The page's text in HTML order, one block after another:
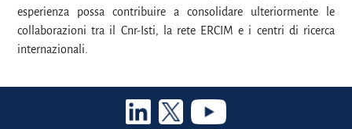
esperienza possa contribuire a consolidare ulteriormente le
collaborazioni tra il Cnr-Isti, la rete ERCIM e i centri di ricerca
internazionali.